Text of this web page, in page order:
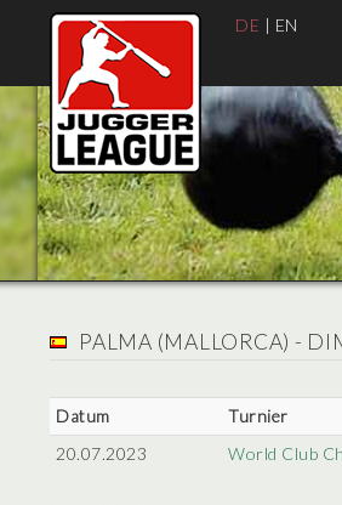
DE | EN
PALMA (MALLORCA) -
Datum Turnier
20.07.2023
World Club